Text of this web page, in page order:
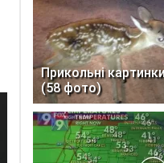
Прикольні
(58 фото)